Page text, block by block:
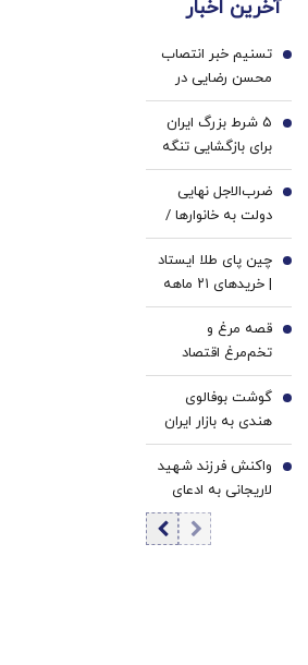
شد!
نام
جمع
😍
آخرین اخبار
تسنیم خبر انتصاب
محسن رضایی در
شعام را حذف کرد
1
۵ شرط بزرگ ایران
برای بازگشایی تنگه
هرمز/ وال‌استریت
ژورنال خبر داد
2
ضرب‌الاجل نهایی
دولت به خانوارها /
یارانه و کالابرگ این
افراد قطع می‌شود
3
چین پای طلا ایستاد
| خریدهای ۲۱ ماهه
پکن برای نبرد با
سلطه دلار |
مهم‌ترین عامل
حمایت از طلا در
نیمه دوم سال
چیست؟
4
قصه مرغ و
تخم‌مرغ اقتصاد
ایران | رشد نرخ ارز
معلول تورم است،
نه علت | ناکارآمدی
قیمت‌گذاری
دستوری در اقتصاد
کوچک‌شده ایران
5
گوشت بوفالوی
هندی به بازار ایران
رسید
6
واکنش فرزند شهید
لاریجانی به ادعای
ردیابی با تماس
تلفنی/ علی
7